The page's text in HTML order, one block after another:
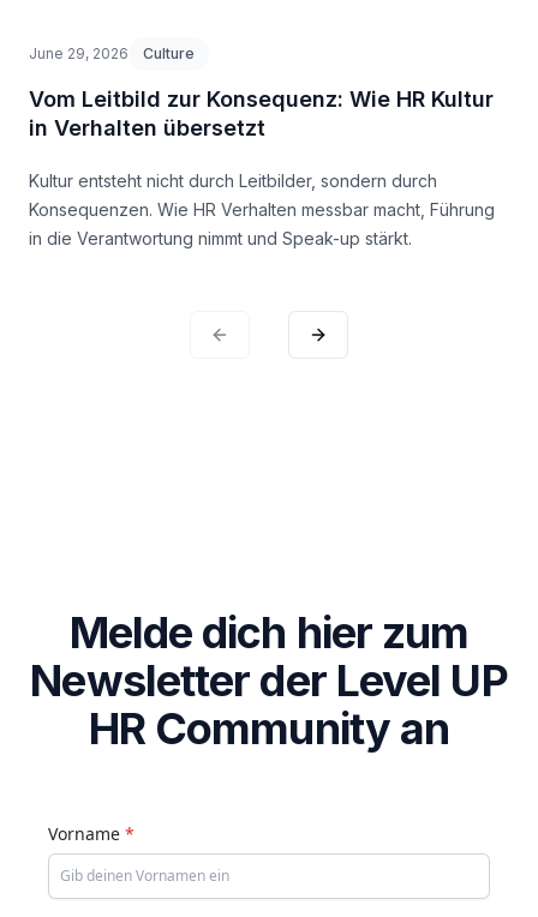
June 29, 2026 Culture
Vom Leitbild zur Konsequenz: Wie HR Kultur
in Verhalten übersetzt
Kultur entsteht nicht durch Leitbilder, sondern durch
Konsequenzen. Wie HR Verhalten messbar macht, Führung
in die Verantwortung nimmt und Speak-up stärkt.
Melde dich hier zum
Newsletter der Level UP
HR Community an